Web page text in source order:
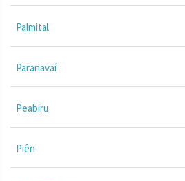
Palmital
Paranavaí
Peabiru
Piên